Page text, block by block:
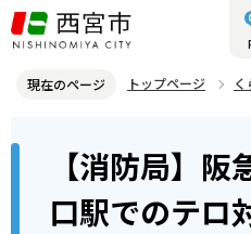
こ
の
ジ
現在のページ トップページ
警防・救助に関する訓練・研修
【消防局】阪急電鉄西宮北口駅での
いて
【消防局】
口駅でのテロ